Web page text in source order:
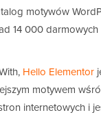
motywów
14 000
Hello Elementor
motywem
internetowych i